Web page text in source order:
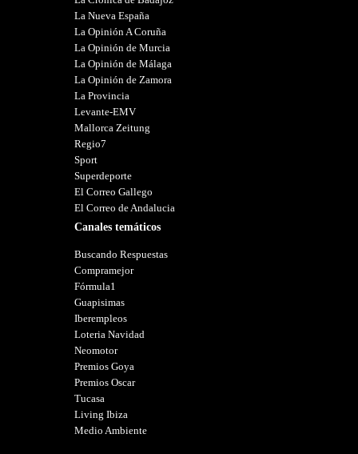
La Nueva España
La Opinión A Coruña
La Opinión de Murcia
La Opinión de Málaga
La Opinión de Zamora
La Provincia
Levante-EMV
Mallorca Zeitung
Regio7
Sport
Superdeporte
El Correo Gallego
El Correo de Andalucia
Canales temáticos
Buscando Respuestas
Compramejor
Fórmula1
Guapisimas
Iberempleos
Loteria Navidad
Neomotor
Premios Goya
Premios Oscar
Tucasa
Living Ibiza
Medio Ambiente